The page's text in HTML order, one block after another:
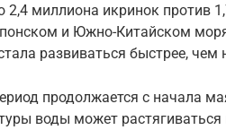
2,4 миллиона икринок против
и Южно-Китайском
развиваться быстрее,
продолжается с начала
воды может